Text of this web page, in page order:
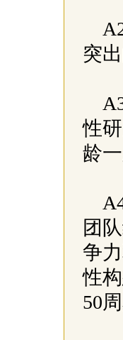
突
性
龄
团
争
性
50